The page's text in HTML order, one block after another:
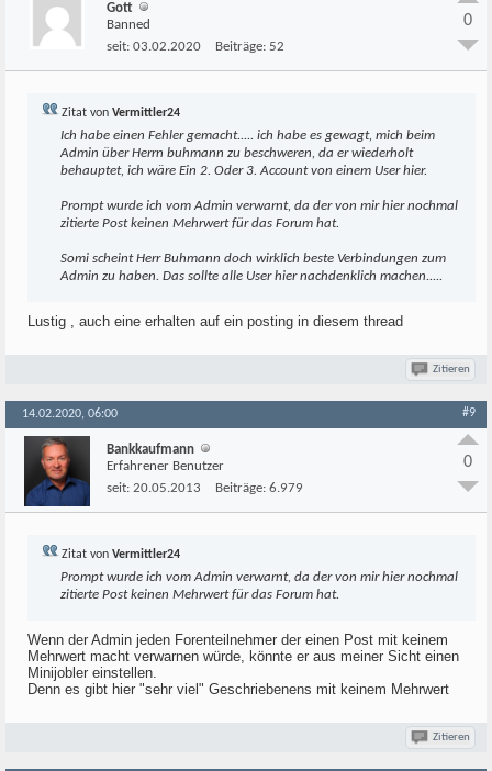
Gott
Banned
seit: 03.02.2020 Beiträge: 52
0
Zitat von Vermittler24
Ich habe einen Fehler gemacht..... ich habe es gewagt, mich beim
Admin über Herrn buhmann zu beschweren, da er wiederholt
behauptet, ich wäre Ein 2. Oder 3. Account von einem User hier.
Prompt wurde ich vom Admin verwarnt, da der von mir hier nochmal
zitierte Post keinen Mehrwert für das Forum hat.
Somi scheint Herr Buhmann doch wirklich beste Verbindungen zum
Admin zu haben. Das sollte alle User hier nachdenklich machen.....
Lustig , auch eine erhalten auf ein posting in diesem thread
Zitieren
14.02.2020, 06:00 #9
Bankkaufmann
Erfahrener Benutzer
seit: 20.05.2013 Beiträge: 6.979
0
Zitat von Vermittler24
Prompt wurde ich vom Admin verwarnt, da der von mir hier nochmal
zitierte Post keinen Mehrwert für das Forum hat.
Wenn der Admin jeden Forenteilnehmer der einen Post mit keinem
Mehrwert macht verwarnen würde, könnte er aus meiner Sicht einen
Minijobler einstellen.
Denn es gibt hier "sehr viel" Geschriebenens mit keinem Mehrwert
Zitieren